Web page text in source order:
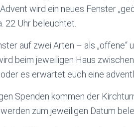
wird ein neues Fenster
22 Uhr beleuchtet.
auf zwei Arten – als „offene“
beim jeweiligen Haus
es erwartet euch eine
Spenden kommen der
zum jeweiligen Datum